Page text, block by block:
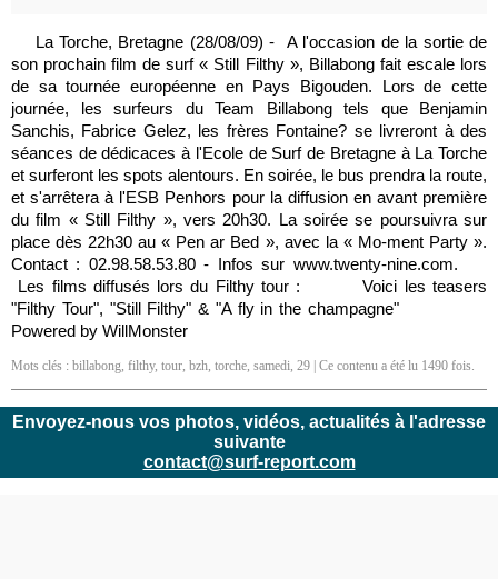
La Torche, Bretagne (28/08/09) - A l'occasion de la sortie de
son prochain film de surf « Still Filthy », Billabong fait escale lors
de sa tournée européenne en Pays Bigouden. Lors de cette
journée, les surfeurs du Team Billabong tels que Benjamin
Sanchis, Fabrice Gelez, les frères Fontaine? se livreront à des
séances de dédicaces à l'Ecole de Surf de Bretagne à La Torche
et surferont les spots alentours. En soirée, le bus prendra la route,
et s'arrêtera à l'ESB Penhors pour la diffusion en avant première
du film « Still Filthy », vers 20h30. La soirée se poursuivra sur
place dès 22h30 au « Pen ar Bed », avec la « Mo-ment Party ».
Contact : 02.98.58.53.80 - Infos sur www.twenty-nine.com.
Les films diffusés lors du Filthy tour : Voici les teasers
"Filthy Tour", "Still Filthy" & "A fly in the champagne"
Powered by WillMonster
Mots clés : billabong, filthy, tour, bzh, torche, samedi, 29 | Ce contenu a été lu 1490 fois.
Envoyez-nous vos photos, vidéos, actualités à l'adresse
suivante
contact@surf-report.com